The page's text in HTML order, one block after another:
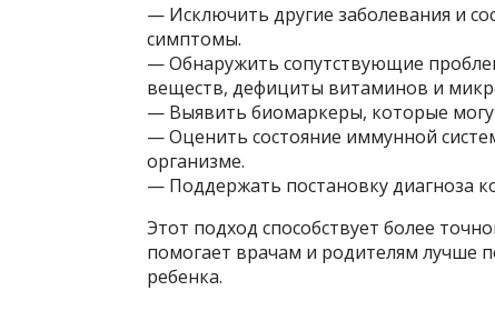
— Исключить другие заболевания и
симптомы.
— Обнаружить сопутствующие
веществ, дефициты витаминов и
— Выявить биомаркеры, которые
— Оценить состояние иммунной
организме.
— Поддержать постановку диагноза
Этот подход способствует более
помогает врачам и родителям лучше
ребенка.